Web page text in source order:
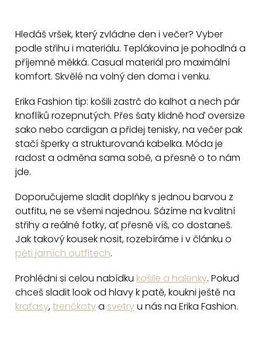
l
á
d
c
í
p
r
v
y
v
ý
p
u
Hledáš vršek, který zvládne den i večer? Vyber
podle střihu i materiálu. Teplákovina je pohodlná a
příjemně měkká. Casual materiál pro maximální
komfort. Skvělé na volný den doma i venku.
Erika Fashion tip: košili zastrč do kalhot a nech pár
knoflíků rozepnutých. Přes šaty klidně hoď oversize
sako nebo cardigan a přidej tenisky, na večer pak
stačí šperky a strukturovaná kabelka. Móda je
radost a odměna sama sobě, a přesně o to nám
jde.
Doporučujeme sladit doplňky s jednou barvou z
outfitu, ne se všemi najednou. Sázíme na kvalitní
střihy a reálné fotky, ať přesně víš, co dostaneš.
Jak takový kousek nosit, rozebíráme i v článku o
pěti jarních outfitech.
Prohlédni si celou nabídku košile a halenky. Pokud
chceš sladit look od hlavy k patě, koukni ještě na
kraťasy,trenčkotya svetryu nás na Erika Fashion.